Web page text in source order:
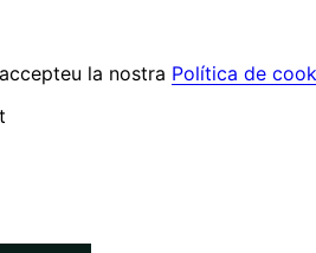
la nostra Política de